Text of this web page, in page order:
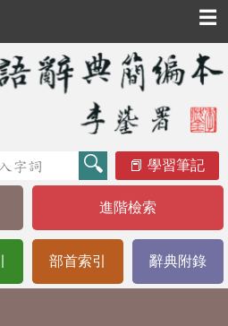
☰
學習筆記
進階檢索
部首索引 辭典附錄